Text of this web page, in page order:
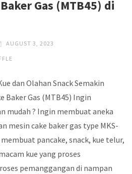
Gas (MTB45) di
AUGUST 3, 2023
dan Olahan Snack Semakin
Baker Gas (MTB45) Ingin
mudah ? Ingin membuat aneka
mesin cake baker gas type MKS-
pancake, snack, kue telur,
kue yang proses
pemanggangan di nampan